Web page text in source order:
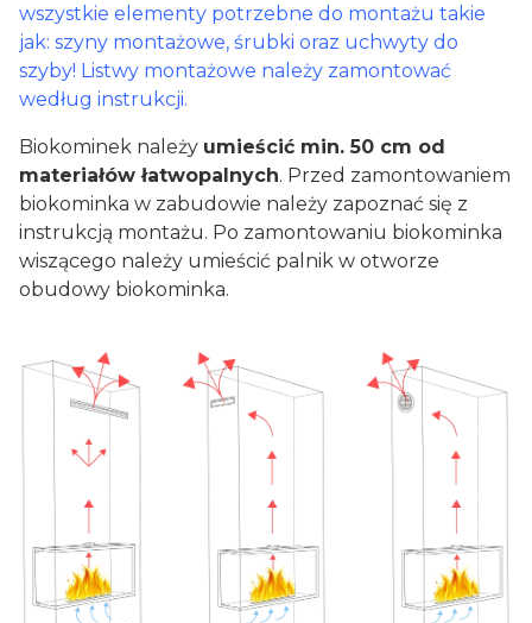
wszystkie elementy potrzebne do montażu takie
jak: szyny montażowe, śrubki oraz uchwyty do
szyby! Listwy montażowe należy zamontować
według instrukcji.
Biokominek należy umieścić min. 50 cm od
materiałów łatwopalnych. Przed zamontowaniem
biokominka w zabudowie należy zapoznać się z
instrukcją montażu. Po zamontowaniu biokominka
wiszącego należy umieścić palnik w otworze
obudowy biokominka.